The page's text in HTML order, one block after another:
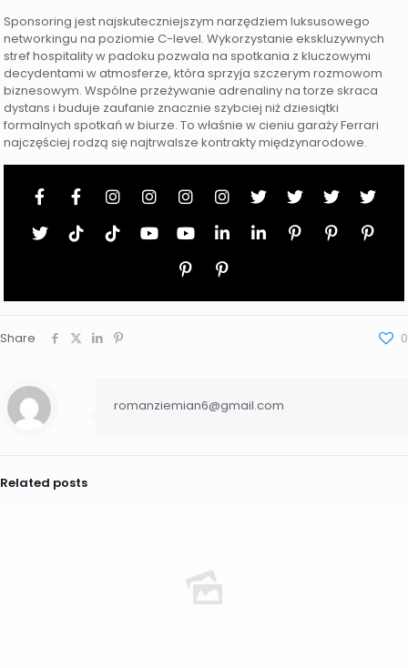
Sponsoring jest najskuteczniejszym narzędziem luksusowego
networkingu na poziomie C-level. Wykorzystanie ekskluzywnych
stref hospitality w padoku pozwala na spotkania z kluczowymi
decydentami w atmosferze, która sprzyja szczerym rozmowom
biznesowym. Wspólne przeżywanie adrenaliny na torze skraca
dystans i buduje zaufanie znacznie szybciej niż dziesiątki
formalnych spotkań w biurze. To właśnie w cieniu garaży Ferrari
najczęściej rodzą się najtrwalsze kontrakty międzynarodowe.
Share 0
romanziemian6@gmail.com
Related posts